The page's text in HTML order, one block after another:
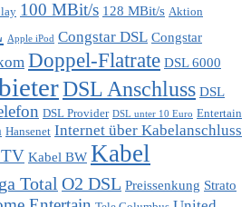
100 MBit/s 128 MBit/s Aktion
Apple iPod Congstar DSL Congstar
Doppel-Flatrate DSL 6000
DSL Anschluss DSL
DSL Provider DSL unter 10 Euro Entertain
Hansenet Internet über Kabelanschluss
Kabel BW Kabel
Total O2 DSL Preissenkung Strato